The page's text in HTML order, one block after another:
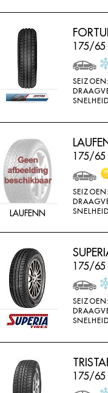
175/65
LAUFENN
175/65
175/65
175/65